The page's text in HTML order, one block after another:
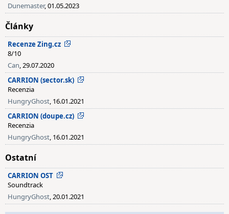
Dunemaster, 01.05.2023
Články
Recenze Zing.cz
8/10
Can, 29.07.2020
CARRION (sector.sk)
Recenzia
HungryGhost, 16.01.2021
CARRION (doupe.cz)
Recenzia
HungryGhost, 16.01.2021
Ostatní
CARRION OST
Soundtrack
HungryGhost, 20.01.2021